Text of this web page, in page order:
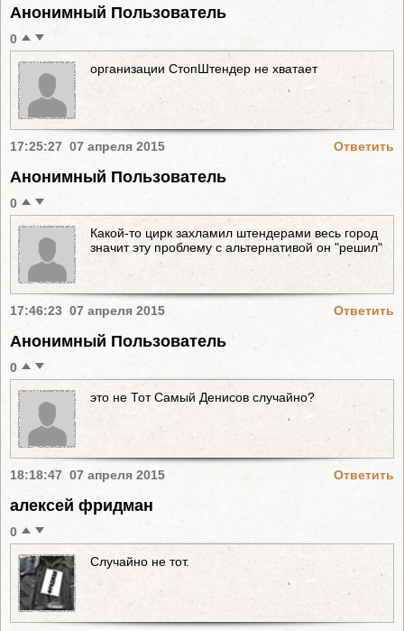
Анонимный Пользователь
0
организации СтопШтендер не хватает
17:25:27 07 апреля 2015 Ответить
Анонимный Пользователь
0
Какой-то цирк захламил штендерами весь город
значит эту проблему с альтернативой он "решил"
17:46:23 07 апреля 2015 Ответить
Анонимный Пользователь
0
это не Тот Самый Денисов случайно?
18:18:47 07 апреля 2015 Ответить
алексей фридман
0
Случайно не тот.